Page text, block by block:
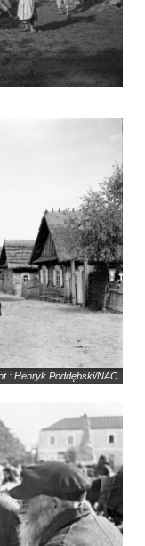
Henryk Poddębski/NAC